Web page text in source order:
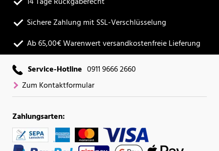
Sichere Zahlung mit SSL-Verschlüsselung
Ab 65,00€ Warenwert versandkostenfreie Lieferung
Service-Hotline 0911 9666 2660
Zum Kontaktformular
Zahlungsarten: